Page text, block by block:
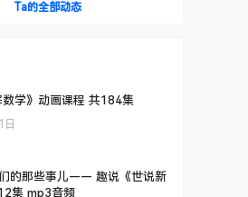
Ta的全部动态
数学》动画课程 共184集
日
的那些事儿—— 趣说《世说新
集 mp3音频